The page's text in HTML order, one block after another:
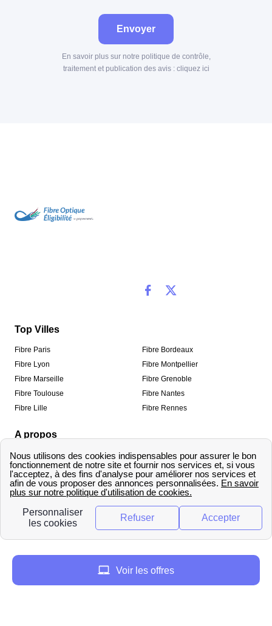
Envoyer
En savoir plus sur notre politique de contrôle,
traitement et publication des avis : cliquez ici
Top Villes
Fibre Paris
Fibre Lyon
Fibre Marseille
Fibre Toulouse
Fibre Lille
Fibre Bordeaux
Fibre Montpellier
Fibre Grenoble
Fibre Nantes
Fibre Rennes
A propos
Qui sommes-nous ?
Informations de contact
Méthodologie de classement
Mentions légales
Traitement des avis
Copyright © fibre-optique-eligibilite.fr 2026 – Tous
droits réservés
Voir les offres